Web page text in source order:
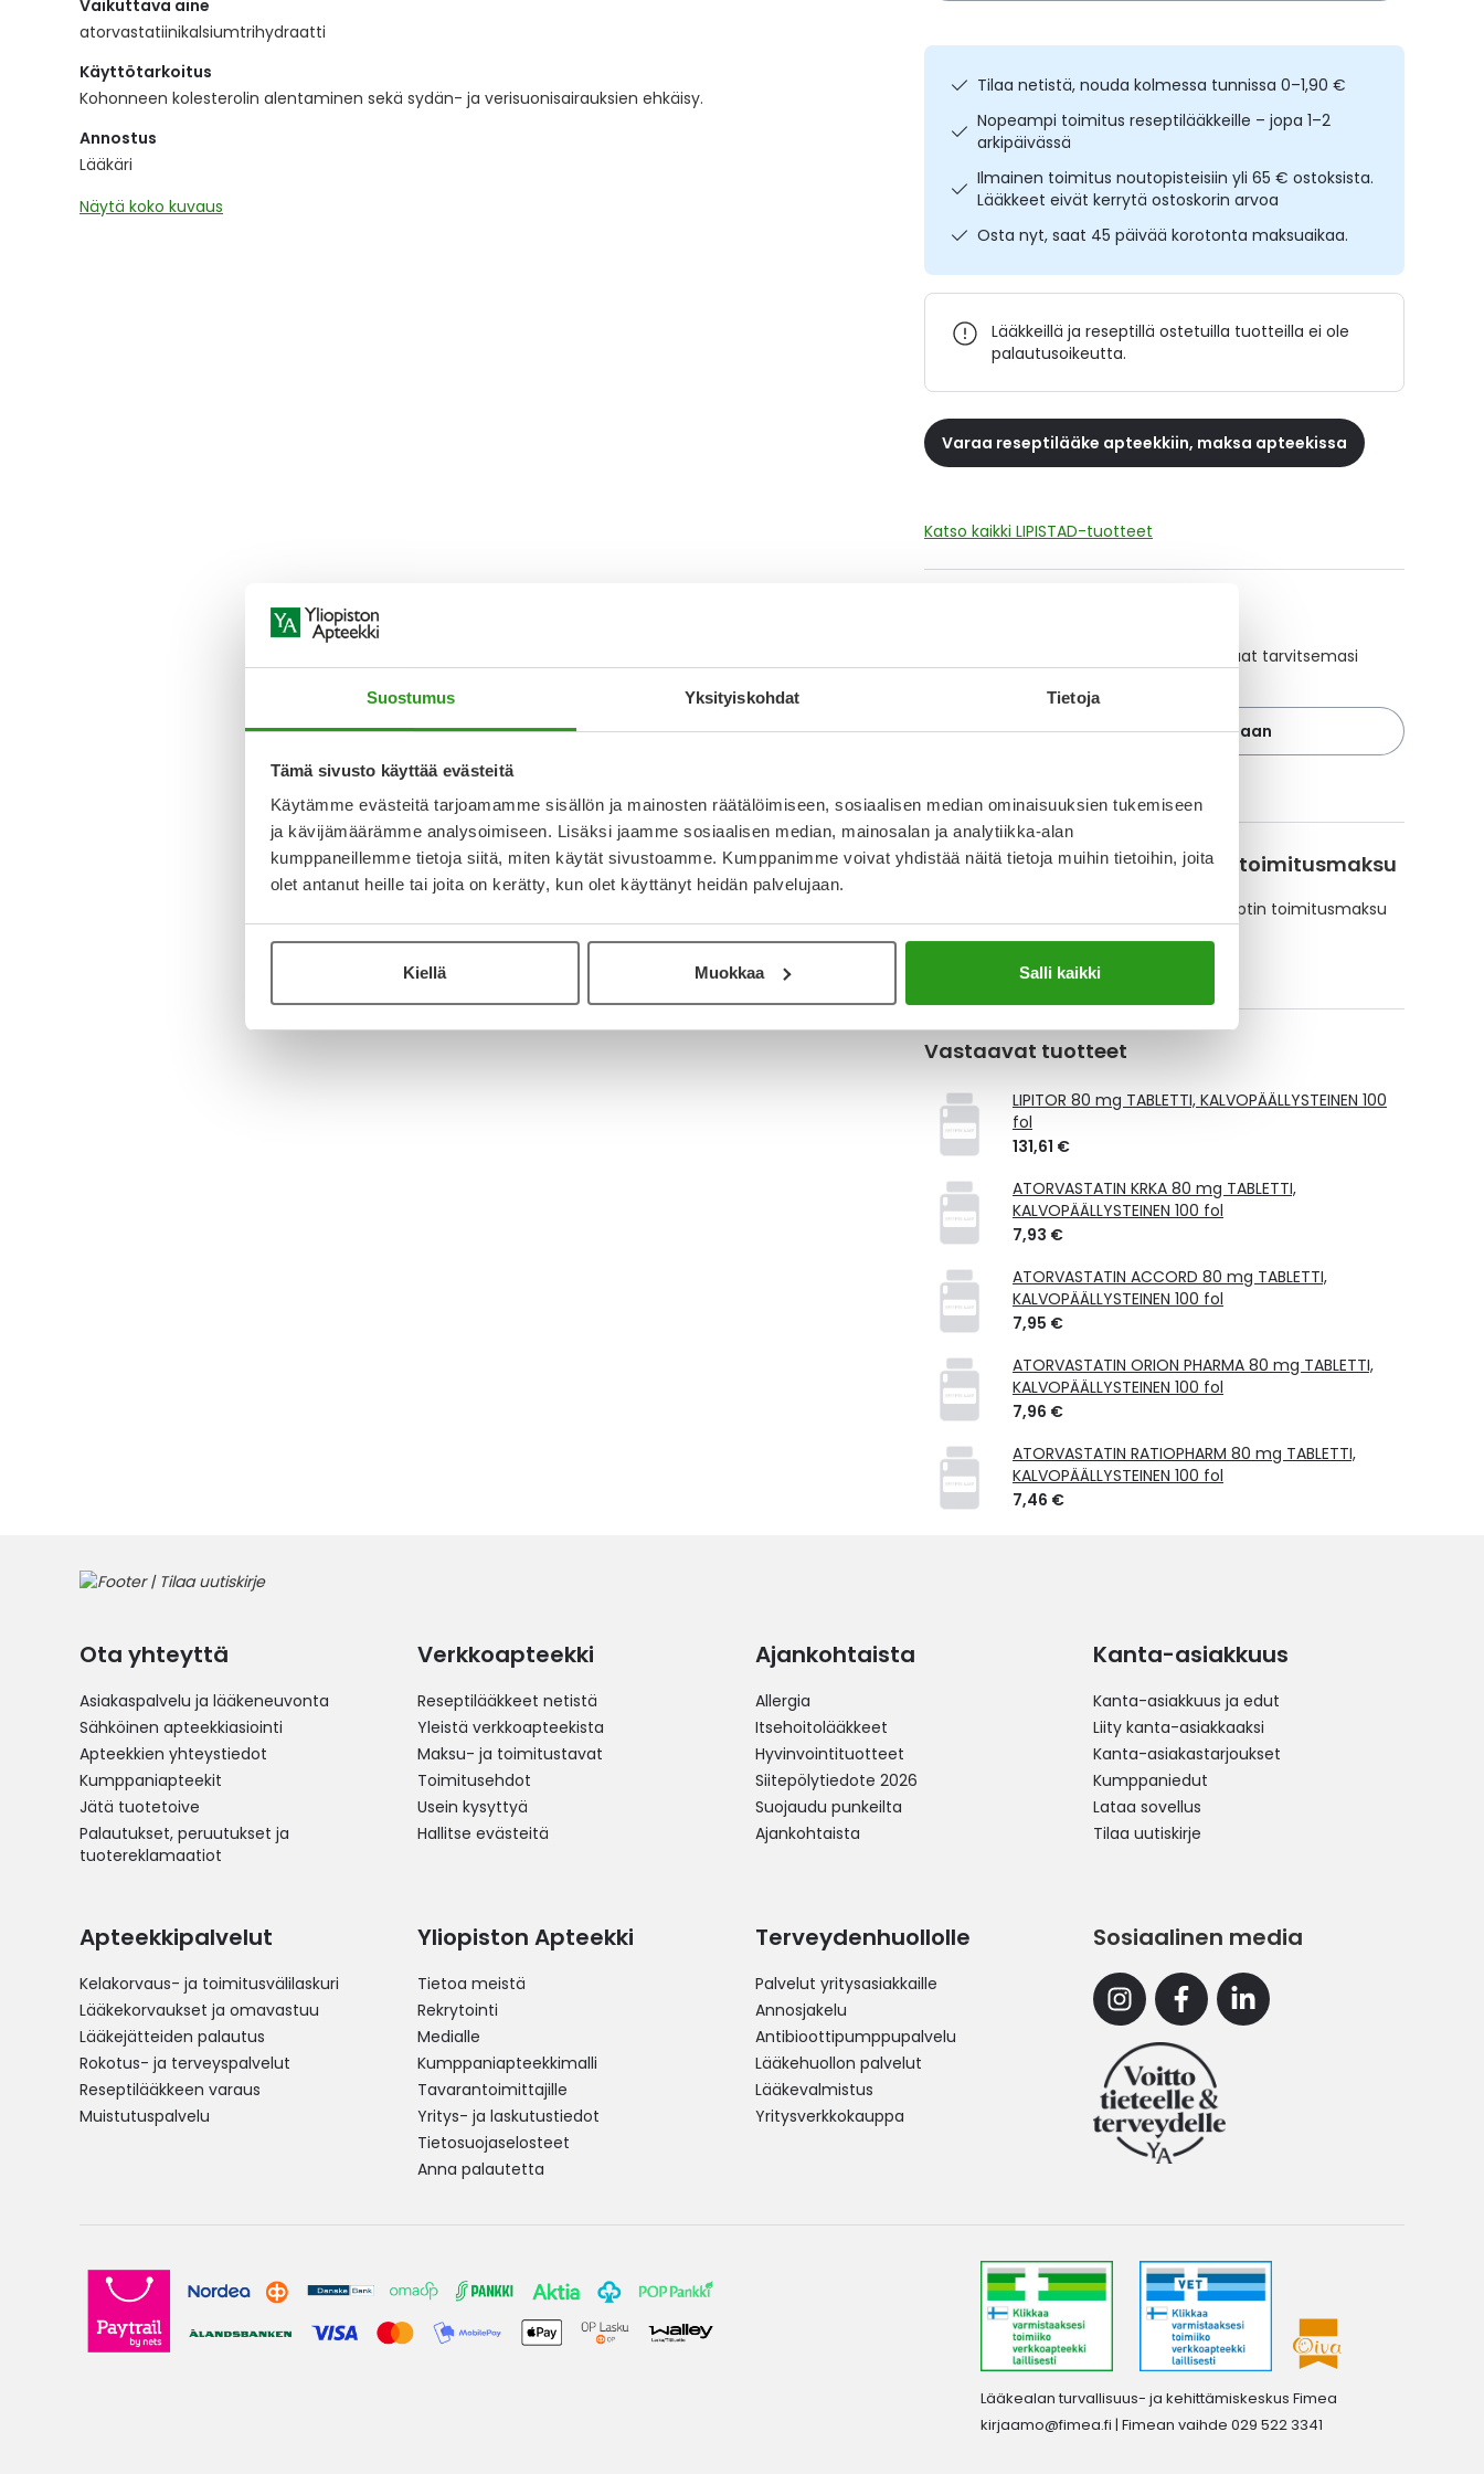
Suostumus Yksityiskohdat Tietoja
Tämä sivusto käyttää evästeitä
Käytämme evästeitä tarjoamamme sisällön ja mainosten räätälöimiseen, sosiaalisen median ominaisuuksien tukemiseen
ja kävijämäärämme analysoimiseen. Lisäksi jaamme sosiaalisen median, mainosalan ja analytiikka-alan
kumppaneillemme tietoja siitä, miten käytät sivustoamme. Kumppanimme voivat yhdistää näitä tietoja muihin tietoihin, joita
olet antanut heille tai joita on kerätty, kun olet käyttänyt heidän palvelujaan.
Kiellä Muokkaa Salli kaikki
the
images
Vaikuttava aine
atorvastatiinikalsiumtrihydraatti
Käyttötarkoitus
Kohonneen kolesterolin alentaminen sekä sydän- ja verisuonisairauksien ehkäisy.
Annostus
Lääkäri
Näytä koko kuvaus
Tilaa netistä, nouda kolmessa tunnissa 0–1,90 €
Nopeampi toimitus reseptilääkkeille – jopa 1–2
arkipäivässä
Ilmainen toimitus noutopisteisiin yli 65 € ostoksista.
Lääkkeet eivät kerrytä ostoskorin arvoa
Osta nyt, saat 45 päivää korotonta maksuaikaa.
Lääkkeillä ja reseptillä ostetuilla tuotteilla ei ole
palautusoikeutta.
Varaa reseptilääke apteekkiin, maksa apteekissa
Katso kaikki LIPISTAD-tuotteet
Muistuttajan avulla pidät huolen, että tilaat tarvitsemasi
Lisää tuote muistuttajaan
Kela-korvattavuus ja reseptin toimitusmaksu
Tämä tuote ei ole Kela-korvattava. Reseptin toimitusmaksu
2,46 € lisätään tuotteen hintaan.
Laske korvauksen suuruus
Vastaavat tuotteet
LIPITOR 80 mg TABLETTI, KALVOPÄÄLLYSTEINEN 100
fol
131,61 €
ATORVASTATIN KRKA 80 mg TABLETTI,
KALVOPÄÄLLYSTEINEN 100 fol
7,93 €
ATORVASTATIN ACCORD 80 mg TABLETTI,
KALVOPÄÄLLYSTEINEN 100 fol
7,95 €
ATORVASTATIN ORION PHARMA 80 mg TABLETTI,
KALVOPÄÄLLYSTEINEN 100 fol
7,96 €
ATORVASTATIN RATIOPHARM 80 mg TABLETTI,
KALVOPÄÄLLYSTEINEN 100 fol
7,46 €
Ota yhteyttä
Asiakaspalvelu ja lääkeneuvonta
Sähköinen apteekkiasiointi
Apteekkien yhteystiedot
Kumppaniapteekit
Jätä tuotetoive
Palautukset, peruutukset ja
tuotereklamaatiot
Verkkoapteekki
Reseptilääkkeet netistä
Yleistä verkkoapteekista
Maksu- ja toimitustavat
Toimitusehdot
Usein kysyttyä
Hallitse evästeitä
Ajankohtaista
Allergia
Itsehoitolääkkeet
Hyvinvointituotteet
Siitepölytiedote 2026
Suojaudu punkeilta
Ajankohtaista
Kanta-asiakkuus
Kanta-asiakkuus ja edut
Liity kanta-asiakkaaksi
Kanta-asiakastarjoukset
Kumppaniedut
Lataa sovellus
Tilaa uutiskirje
Apteekkipalvelut
Kelakorvaus- ja toimitusvälilaskuri
Lääkekorvaukset ja omavastuu
Lääkejätteiden palautus
Rokotus- ja terveyspalvelut
Reseptilääkkeen varaus
Muistutuspalvelu
Yliopiston Apteekki
Tietoa meistä
Rekrytointi
Medialle
Kumppaniapteekkimalli
Tavarantoimittajille
Yritys- ja laskutustiedot
Tietosuojaselosteet
Anna palautetta
Terveydenhuollolle
Palvelut yritysasiakkaille
Annosjakelu
Antibioottipumppupalvelu
Lääkehuollon palvelut
Lääkevalmistus
Yritysverkkokauppa
Sosiaalinen media
InstagramFacebookLinkedin
Lääkealan turvallisuus- ja kehittämiskeskus Fimea
kirjaamo@fimea.fi | Fimean vaihde 029 522 3341